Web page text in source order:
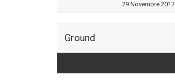
29 Novembre 2017
Ground